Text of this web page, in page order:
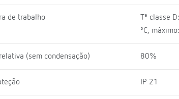
de trabalho
Tª classe
ºC,
(sem condensação) 80%
IP 21